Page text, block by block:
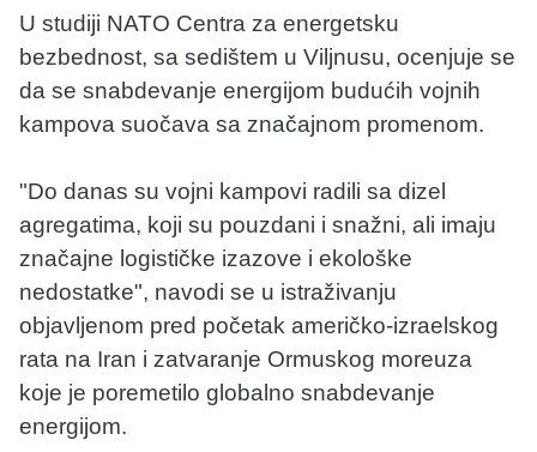
U studiji NATO Centra za energetsku
bezbednost, sa sedištem u Viljnusu, ocenjuje se
da se snabdevanje energijom budućih vojnih
kampova suočava sa značajnom promenom.
"Do danas su vojni kampovi radili sa dizel
agregatima, koji su pouzdani i snažni, ali imaju
značajne logističke izazove i ekološke
nedostatke", navodi se u istraživanju
objavljenom pred početak američko-izraelskog
rata na Iran i zatvaranje Ormuskog moreuza
koje je poremetilo globalno snabdevanje
energijom.